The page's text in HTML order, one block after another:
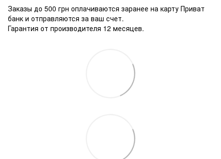
Заказы до 500 грн оплачиваются заранее на карту Приват
банк и отправляются за ваш счет.
Гарантия от производителя 12 месяцев.